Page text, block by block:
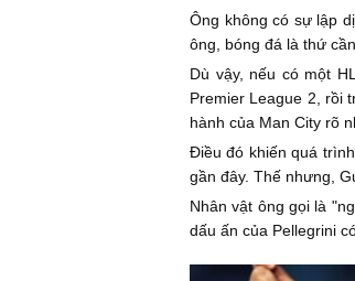
Ông không có sự lập
ông, bóng đá là thứ
Dù vậy, nếu có một
Premier League 2, rồi
hành của Man City rõ
Điều đó khiến quá
gần đây. Thế nhưng,
Nhân vật ông gọi là
dấu ấn của Pellegrini